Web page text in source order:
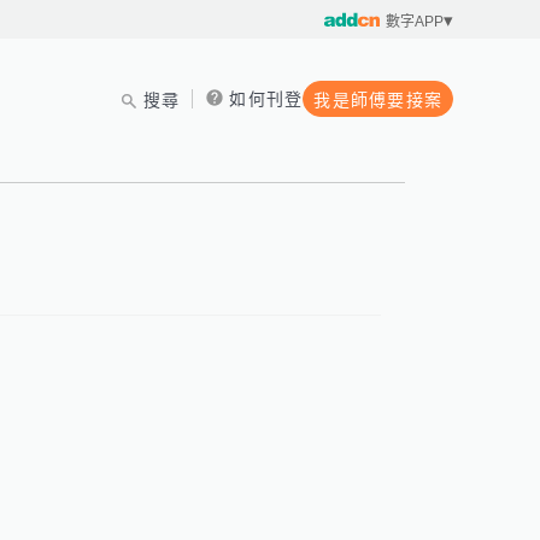
數字APP
搜尋 如何刊登 我是師傅要接案